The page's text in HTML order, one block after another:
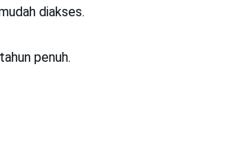
diakses.
penuh.